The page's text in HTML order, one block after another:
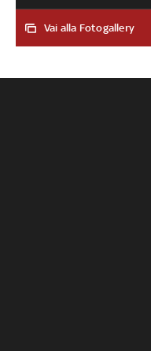
altrove si attestano a
nel nostro Paese ha
Vai alla Fotogallery